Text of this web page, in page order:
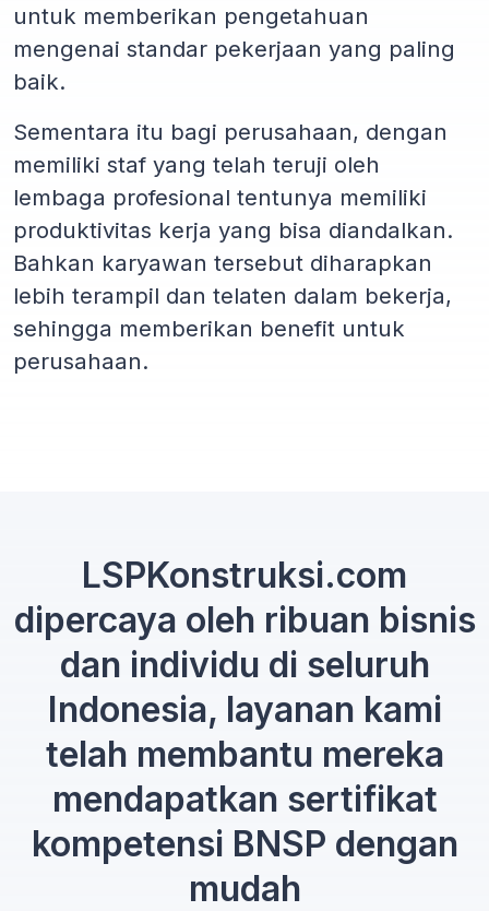
untuk memberikan pengetahuan
mengenai standar pekerjaan yang paling
baik.
Sementara itu bagi perusahaan, dengan
memiliki staf yang telah teruji oleh
lembaga profesional tentunya memiliki
produktivitas kerja yang bisa diandalkan.
Bahkan karyawan tersebut diharapkan
lebih terampil dan telaten dalam bekerja,
sehingga memberikan benefit untuk
perusahaan.
LSPKonstruksi.com
dipercaya oleh ribuan bisnis
dan individu di seluruh
Indonesia, layanan kami
telah membantu mereka
mendapatkan sertifikat
kompetensi BNSP dengan
mudah